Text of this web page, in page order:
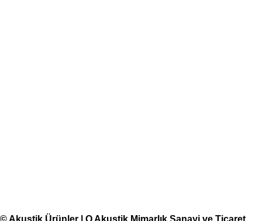
© Akustik Ürünler | Q Akustik Mimarlık Sanayi ve Ticaret